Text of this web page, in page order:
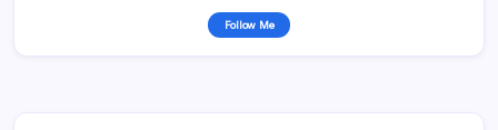
Follow Me